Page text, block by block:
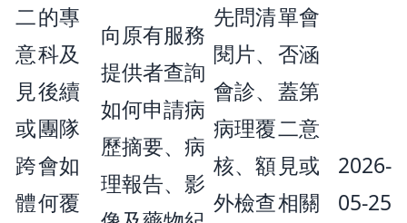
二
意
見
或
跨
體
的專
科及
後續
團隊
會如
何覆
向原有服務
提供者查詢
如何申請病
歷摘要、病
理報告、影
先問清
閱片、
會診、
病理覆
核、額
外檢查
單會
否涵
蓋第
二意
見或
相關
2026-
05-25